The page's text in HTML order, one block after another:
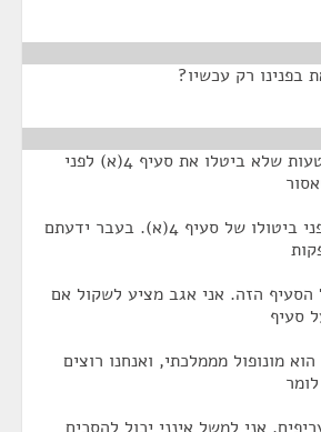
בפנינו רק עכשיו?
אני חושב שזו היינה טעות שלא ביטלו את סעיף 4(א) לפני
היה לצאת בהנפקה לפני ביטולו של סעיף 4(א). בעבר ידעתם
הסעיף הזה. אני אגב מציע לשקול אם
סעיף
מונופול מממלכתי, ואנחנו רוצים